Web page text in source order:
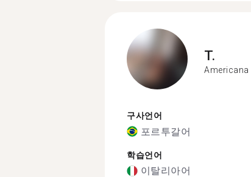
T.
Americana
구사언어
포르투갈어
학습언어
이탈리아어